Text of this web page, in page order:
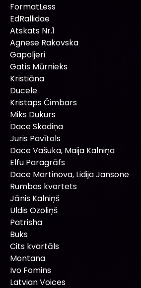
FormatLess
EdRallidae
Atskats Nr.1
Agnese Rakovska
Gapoljeri
Gatis Mūrnieks
Kristiāna
Ducele
Kristaps Čimbars
Miks Dukurs
Dace Skadiņa
Juris Pavītols
Dace Vašuka, Maija Kalniņa
Elfu Paragrāfs
Dace Martinova, Lidija Jansone
Rumbas kvartets
Jānis Kalniņš
Uldis Ozoliņš
Patrisha
Buks
Cits kvartāls
Montana
Ivo Fomins
Latvian Voices